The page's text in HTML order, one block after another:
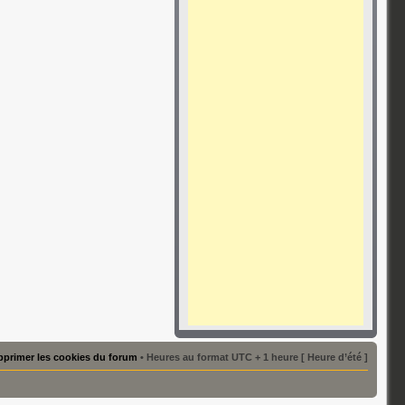
les cookies du forum • Heures au format UTC + 1 heure [ Heure d’été ]